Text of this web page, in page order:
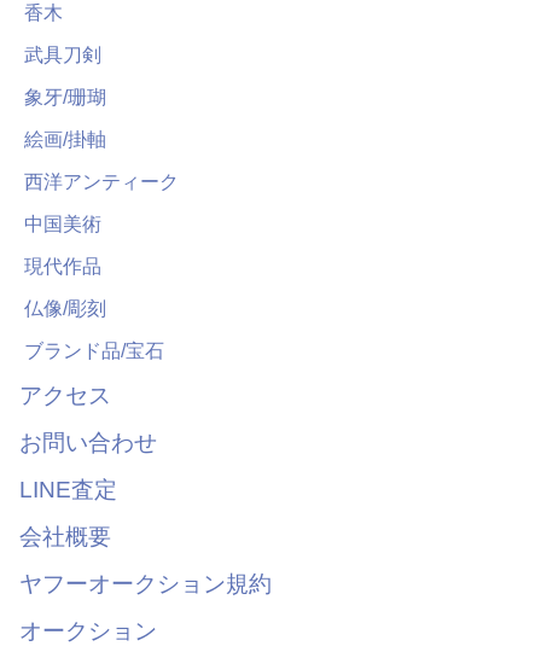
香木
武具刀剣
象牙/珊瑚
絵画/掛軸
西洋アンティーク
中国美術
現代作品
仏像/彫刻
ブランド品/宝石
アクセス
お問い合わせ
LINE査定
会社概要
ヤフーオークション規約
オークション